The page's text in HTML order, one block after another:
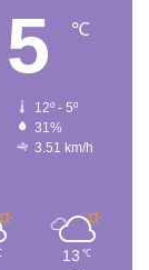
5 ℃
12º - 5º
31%
3.51 km/h
13 ℃